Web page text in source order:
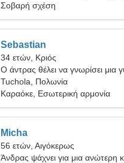
Σοβαρή σχέση
Sebastian
34 ετών, Κριός
Ο άντρας θέλει να γνωρίσει μια
Tuchola, Πολωνία
Καραόκε, Εσωτερική αρμονία
Micha
56 ετών, Αιγόκερως
Άνδρας ψάχνει για μια ανώτερη